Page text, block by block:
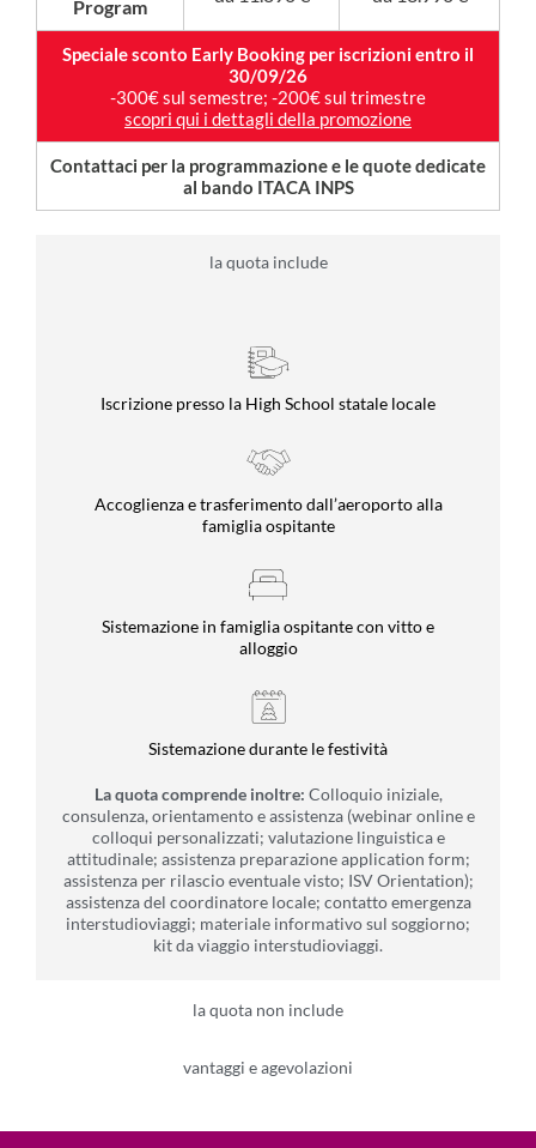
Program
Speciale sconto Early Booking per iscrizioni entro il
30/09/26
-300€ sul semestre; -200€ sul trimestre
scopri qui i dettagli della promozione
Contattaci per la programmazione e le quote dedicate
al bando ITACA INPS
la quota include
la quota non include
vantaggi e agevolazioni
Iscrizione presso la High School statale locale
Accoglienza e trasferimento dall’aeroporto alla
famiglia ospitante
Sistemazione in famiglia ospitante con vitto e
alloggio
Sistemazione durante le festività
La quota comprende inoltre: Colloquio iniziale,
consulenza, orientamento e assistenza (webinar online e
colloqui personalizzati; valutazione linguistica e
attitudinale; assistenza preparazione application form;
assistenza per rilascio eventuale visto; ISV Orientation);
assistenza del coordinatore locale; contatto emergenza
interstudioviaggi; materiale informativo sul soggiorno;
kit da viaggio interstudioviaggi.